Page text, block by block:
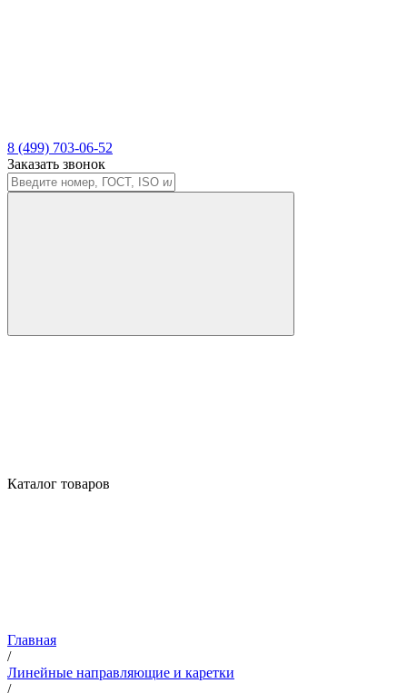
8 (499) 703-06-52
Заказать звонок
Каталог товаров
Главная
/
Линейные направляющие и каретки
/